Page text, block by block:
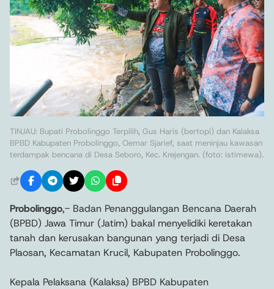
TINJAU: Bupati Probolinggo Terpilih, Gus Haris (bertopi) dan Kalaksa
BPBD Kabupaten Probolinggo, Oemar Sjarief, saat meninjau kawasan
terdampak bencana di Desa Seboro, Kec. Krejengan. (foto: istimewa).
Probolinggo,- Badan Penanggulangan Bencana Daerah
(BPBD) Jawa Timur (Jatim) bakal menyelidiki keretakan
tanah dan kerusakan bangunan yang terjadi di Desa
Plaosan, Kecamatan Krucil, Kabupaten Probolinggo.
Kepala Pelaksana (Kalaksa) BPBD Kabupaten